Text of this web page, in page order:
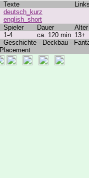
Texte Links
deutsch_kurz
english_short
Spieler
Dauer Alter
1-4
ca. 120 min 13+
Geschichte - Deckbau -
Placement